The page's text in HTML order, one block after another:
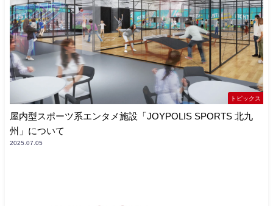
トピックス
屋内型スポーツ系エンタメ施設「JOYPOLIS SPORTS 北九
州」について
2025.07.05